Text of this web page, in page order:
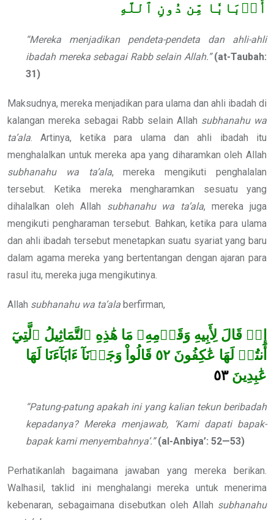
أَرۡبَابٗا مِّن دُونِ ٱللَّهِ
“Mereka menjadikan pendeta-pendeta dan ahli-ahli
ibadah mereka sebagai Rabb selain Allah.” (at-Taubah:
31)
Maksudnya, mereka menjadikan para ulama dan ahli ibadah di
kalangan mereka sebagai Rabb selain Allah subhanahu wa
ta’ala . Artinya, ketika para ulama dan ahli ibadah itu
menghalalkan untuk mereka apa yang diharamkan oleh Allah
subhanahu wa ta’ala, mereka mengikuti penghalalan
tersebut. Ketika mereka mengharamkan sesuatu yang
dihalalkan oleh Allah subhanahu wa ta’ala, mereka juga
mengikuti pengharaman tersebut. Bahkan, ketika para ulama
dan ahli ibadah tersebut menetapkan suatu syariat yang baru
dalam agama mereka yang bertentangan dengan ajaran para
rasul itu, mereka juga mengikutinya.
Allah subhanahu wa ta’ala berfirman,
إِذۡ قَالَ لِأَبِيهِ وَقَوۡمِهِۦ مَا هَٰذِهِ ٱلتَّمَاثِيلُ ٱلَّتِيٓ
أَنتُمۡ لَهَا عَٰكِفُونَ ٥٢
قَالُواْ وَجَدۡنَآ ءَابَآءَنَا لَهَا
عَٰبِدِينَ ٥٣
“Patung-patung apakah ini yang kalian tekun beribadah
kepadanya? Mereka menjawab, ‘Kami dapati bapak-
bapak kami menyembahnya’.” (al-Anbiya’: 52—53)
Perhatikanlah bagaimana jawaban yang mereka berikan.
Walhasil, taklid ini menghalangi mereka untuk menerima
kebenaran, sebagaimana disebutkan oleh Allah subhanahu